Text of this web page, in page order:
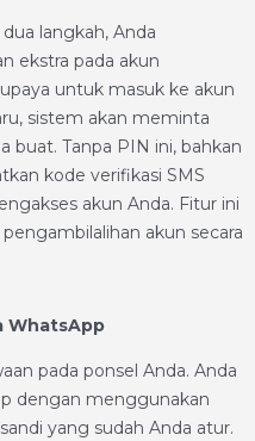
langkah, Anda
ekstra pada akun
untuk masuk ke akun
sistem akan meminta
buat. Tanpa PIN ini, bahkan
kode verifikasi SMS
akun Anda. Fitur ini
akun secara
WhatsApp
pada ponsel Anda. Anda
dengan menggunakan
yang sudah Anda atur.